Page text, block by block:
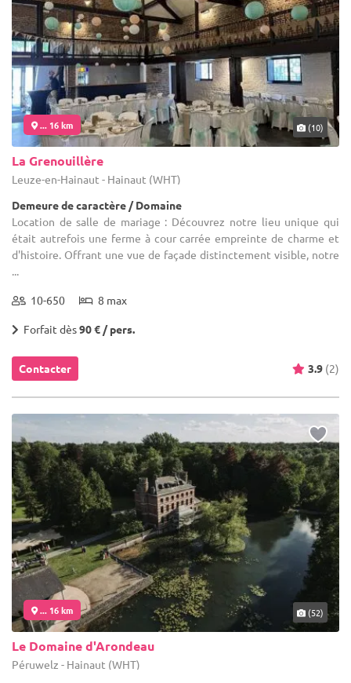
... 16 km (10)
La Grenouillère
Leuze-en-Hainaut - Hainaut (WHT)
Demeure de caractère / Domaine
Location de salle de mariage : Découvrez notre lieu unique qui
était autrefois une ferme à cour carrée empreinte de charme et
d'histoire. Offrant une vue de façade distinctement visible, notre
...
10-650 8 max
Forfait dès90 € / pers.
Contacter 3.9 (2)
... 16 km (52)
Le Domaine d'Arondeau
Péruwelz - Hainaut (WHT)